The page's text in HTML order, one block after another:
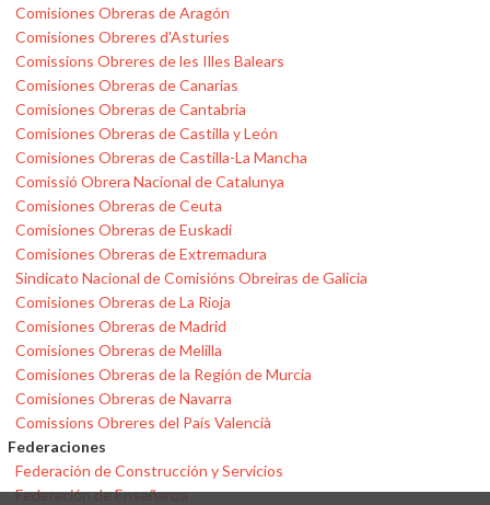
Comisiones Obreras de Aragón
Comisiones Obreres d'Asturies
Comissions Obreres de les Illes Balears
Comisiones Obreras de Canarias
Comisiones Obreras de Cantabria
Comisiones Obreras de Castilla y León
Comisiones Obreras de Castilla-La Mancha
Comissió Obrera Nacional de Catalunya
Comisiones Obreras de Ceuta
Comisiones Obreras de Euskadi
Comisiones Obreras de Extremadura
Sindicato Nacional de Comisións Obreiras de Galicia
Comisiones Obreras de La Rioja
Comisiones Obreras de Madrid
Comisiones Obreras de Melilla
Comisiones Obreras de la Región de Murcia
Comisiones Obreras de Navarra
Comissions Obreres del País Valencià
Federaciones
Federación de Construcción y Servicios
Federación de Enseñanza